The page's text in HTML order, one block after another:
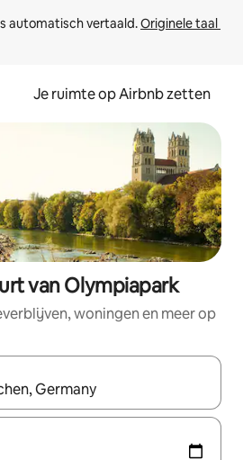
automatisch vertaald. Originele taal
Je ruimte op Airbnb zetten
van Olympiapark
woningen en meer op
beschikbaar zijn, maak je een keuze